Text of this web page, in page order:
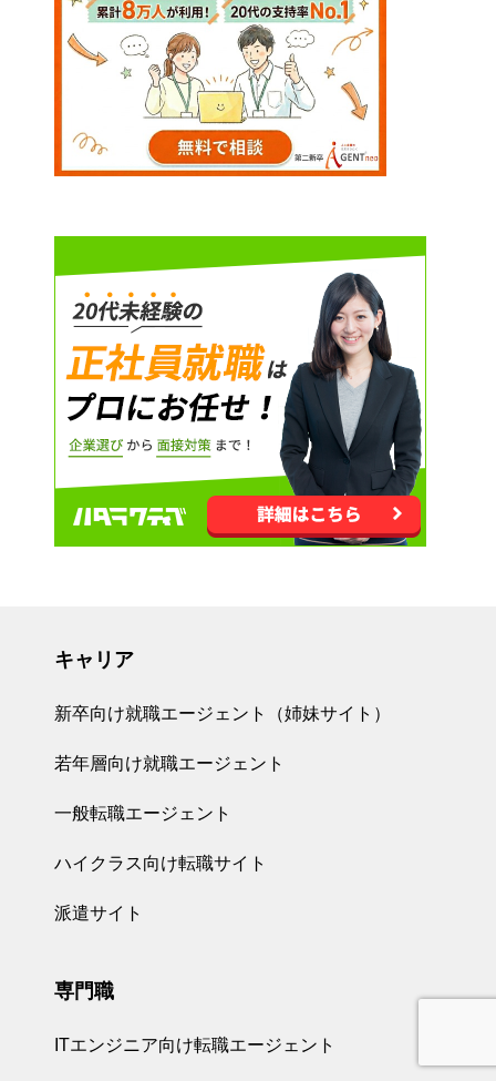
キャリア
新卒向け就職エージェント（姉妹サイト）
若年層向け就職エージェント
一般転職エージェント
ハイクラス向け転職サイト
派遣サイト
専門職
ITエンジニア向け転職エージェント